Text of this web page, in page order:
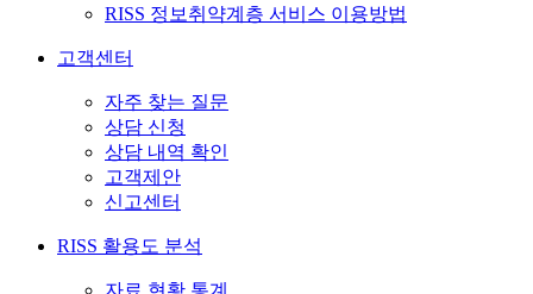
RISS 정보취약계층 서비스 이용방법
고객센터
자주 찾는 질문
상담 신청
상담 내역 확인
고객제안
신고센터
RISS 활용도 분석
자료 현황 통계